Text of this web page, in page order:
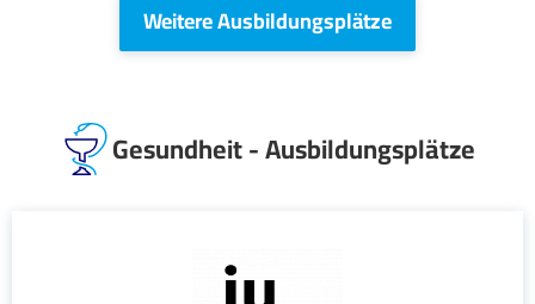
Weitere Ausbildungsplätze
Gesundheit - Ausbildungsplätze